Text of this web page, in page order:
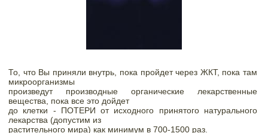
То, что Вы приняли внутрь, пока пройдет через ЖКТ, пока там
микроорганизмы
произведут производные органические лекарственные
вещества, пока все это дойдет
до клетки - ПОТЕРИ от исходного принятого натурального
лекарства (допустим из
растительного мира) как минимум в 700-1500 раз.